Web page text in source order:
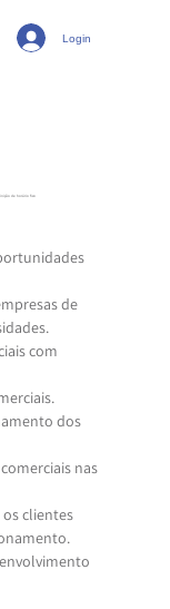
Login
de horário fixo